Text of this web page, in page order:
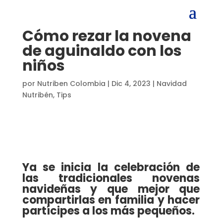
Cómo rezar la novena
de aguinaldo con los
niños
por Nutriben Colombia | Dic 4, 2023 | Navidad
Nutribén, Tips
Ya se inicia la celebración de
las tradicionales novenas
navideñas y que mejor que
compartirlas en familia y hacer
partícipes a los más pequeños.